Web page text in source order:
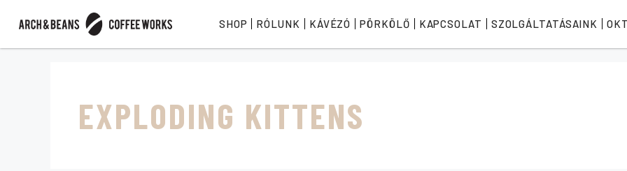
SHOP RÓLUNK KÁVÉZÓ PÖRKÖLŐ KAPCSOLAT SZOLGÁLTATÁSAINK
EXPLODING KITTENS